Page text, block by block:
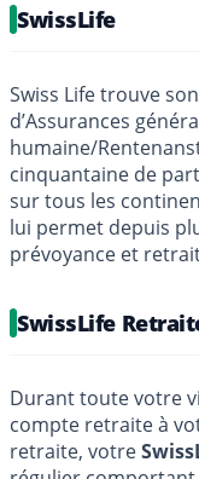
SwissLife
Swiss Life trouve
d’Assurances
humaine/
cinquantaine de
sur tous les
lui permet depuis
prévoyance et
SwissLife
Durant toute votre
compte retraite à
retraite, votre